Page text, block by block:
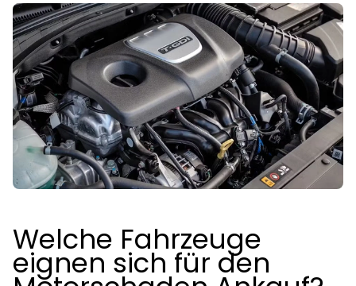
Welche Fahrzeuge
eignen sich für den